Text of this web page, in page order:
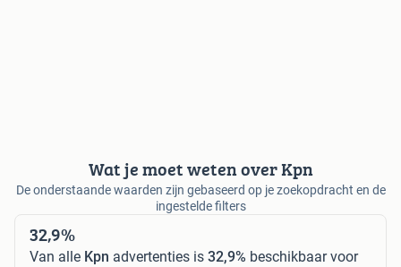
Wat je moet weten over Kpn
De onderstaande waarden zijn gebaseerd op je zoekopdracht en de
ingestelde filters
32,9%
Van alle Kpn advertenties is 32,9% beschikbaar voor